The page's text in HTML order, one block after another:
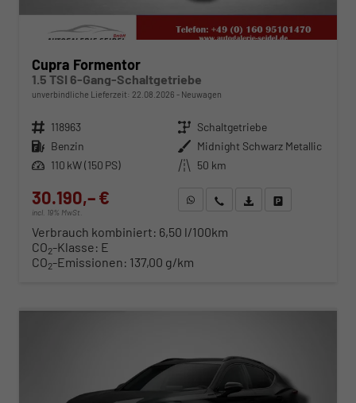
Cupra Formentor
1.5 TSI 6-Gang-Schaltgetriebe
unverbindliche Lieferzeit: 22.08.2026 Neuwagen
Fahrzeugnr. 118963 Getriebe Schaltgetriebe
Kraftstoff Benzin Außenfarbe Midnight Schwarz Metallic
Leistung 110 kW (150 PS) Kilometerstand 50 km
30.190,– €
incl. 19% MwSt.
WhatsApp anfragen
Wir rufen Sie anFahrzeugexposé (PDF)
Verbrauch kombiniert: 6,50 l/100km
CO2-Klasse: E
CO2-Emissionen: 137,00 g/km